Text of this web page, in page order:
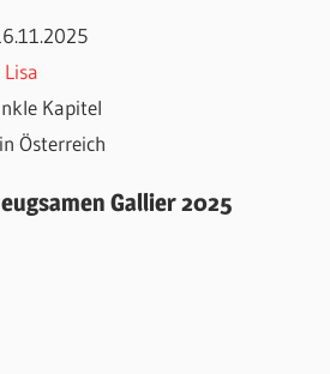
Kapitel
Österreich
Gallier 2025